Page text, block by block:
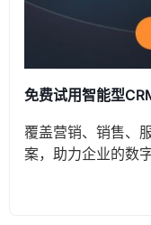
免费试用智能型
覆盖营销、销售、
案，助力企业的数